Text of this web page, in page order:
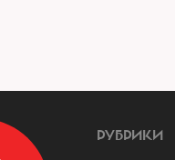
РУБРИКИ